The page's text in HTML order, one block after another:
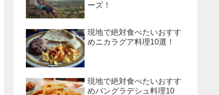
ーズ！
現地で絶対食べたいおすす
めニカラグア料理10選！
現地で絶対食べたいおすす
めバングラデシュ料理10